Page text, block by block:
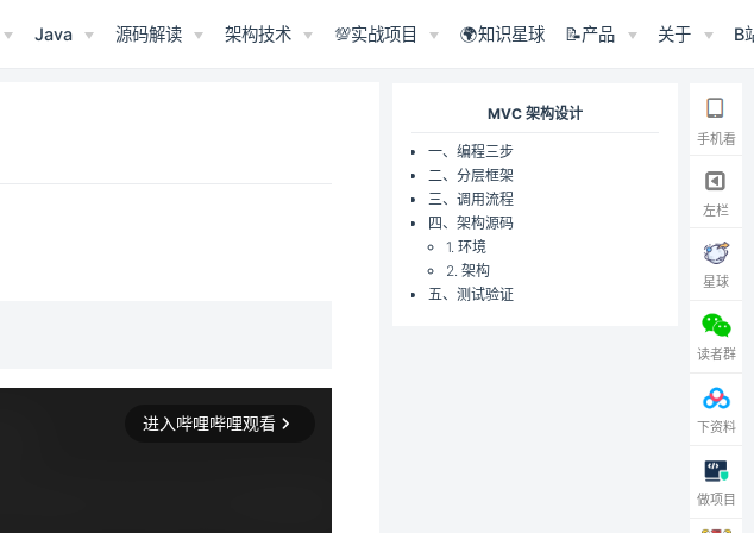
Java 源码解读 架构技术 💯实战项目 🌍知识星球 📝产品 关于 B
MVC 架构设计
一、编程三步
二、分层框架
三、调用流程
四、架构源码
1. 环境
2. 架构
五、测试验证
手机看
左栏
星球
读者群
下资料
做项目